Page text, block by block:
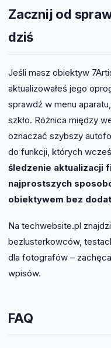
Zacznij od
dziś
Jeśli masz obiektyw
aktualizowałeś jego
sprawdź w menu
szkło. Różnica między
oznaczać szybszy
do funkcji, których
śledzenie aktualizacji
najprostszych
obiektywem bez
Na techwebsite.pl
bezlusterkowców,
dla fotografów –
wpisów.
FAQ